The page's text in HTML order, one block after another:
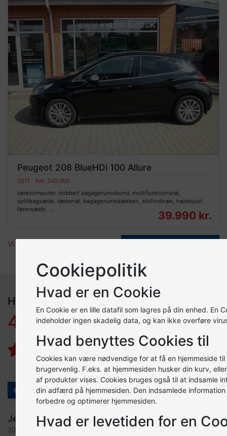
Peugeot 208 BlueHDi 100 Allure
2017
Km. 240.000
kørecomputer, dobbelt bagagerumsbund, multifunktionsrat,
splitbagsæde, læderrat, bagagerumsdækken, stofindtræk, højdejust.
førersæde, ...
39.990 kr.
Vi har lige nu 4 biler til salg
Hvad siger vores kunder om os
4,3 Ud af 5 stjerner
Giv os din anmeldelse
Jesper Vinther
20. april 2026
Cookiepolitik
Hvad er en Cookie
En Cookie er en lille datafil som lagres på din enhed. En
indeholder ingen skadelig data, og kan ikke overføre
Hvad benyttes Cookies til
Cookies kan være nødvendige for at få en hjemmeside
brugervenlig. F.eks. at hjemmesiden husker din kurv,
af produkter vises. Cookies bruges også til at indsamle
din adfærd på hjemmesiden. Den indsamlede
forbedre og optimerer hjemmesiden.
Hvad er levetiden for en